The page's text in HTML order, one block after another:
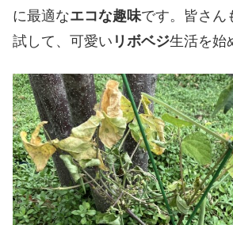
に最適なエコな趣味です。皆さん
試して、可愛い リボベジ生活を始